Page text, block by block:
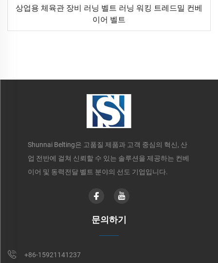
상업용 체육관 장비 러닝 벨트 러닝 워킹 트레드밀 컨베
이어 벨트
Shunnai Belting은 고품질 제품과 고객 중심의 혁신, 산
업 전반에 걸쳐 신뢰할 수 있는 솔루션을 제공하는 컨베
이어 및 동력전달 벨트 분야의 선도 기업입니다.
문의하기
+86-15921141237